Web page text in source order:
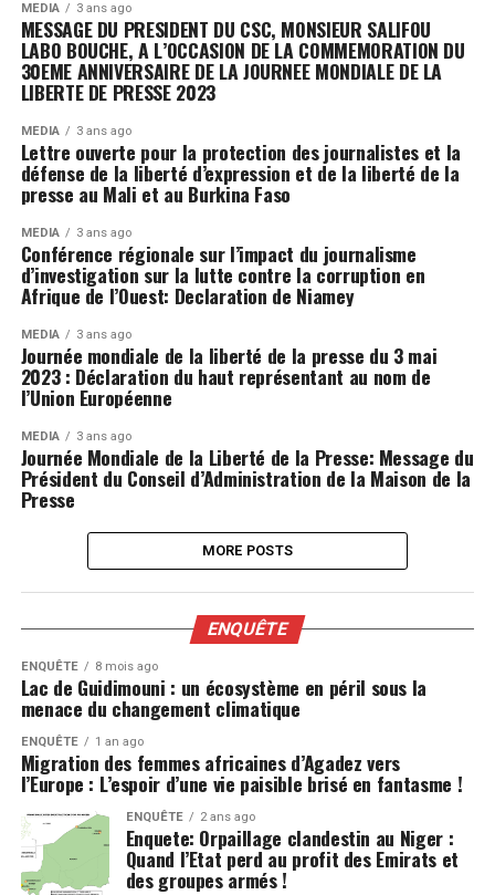
MÉDIA 3 ans ago
MESSAGE DU PRESIDENT DU CSC, MONSIEUR SALIFOU
LABO BOUCHE, A L’OCCASION DE LA COMMEMORATION DU
30EME ANNIVERSAIRE DE LA JOURNEE MONDIALE DE LA
LIBERTE DE PRESSE 2023
MÉDIA 3 ans ago
Lettre ouverte pour la protection des journalistes et la
défense de la liberté d’expression et de la liberté de la
presse au Mali et au Burkina Faso
MÉDIA 3 ans ago
Conférence régionale sur l’impact du journalisme
d’investigation sur la lutte contre la corruption en
Afrique de l’Ouest: Declaration de Niamey
MÉDIA 3 ans ago
Journée mondiale de la liberté de la presse du 3 mai
2023 : Déclaration du haut représentant au nom de
l’Union Européenne
MÉDIA 3 ans ago
Journée Mondiale de la Liberté de la Presse: Message du
Président du Conseil d’Administration de la Maison de la
Presse
MORE POSTS
ENQUÊTE
ENQUÊTE 8 mois ago
Lac de Guidimouni : un écosystème en péril sous la
menace du changement climatique
ENQUÊTE 1 an ago
Migration des femmes africaines d’Agadez vers
l’Europe : L’espoir d’une vie paisible brisé en fantasme !
ENQUÊTE 2 ans ago
Enquete: Orpaillage clandestin au Niger :
Quand l’Etat perd au profit des Emirats et
des groupes armés !